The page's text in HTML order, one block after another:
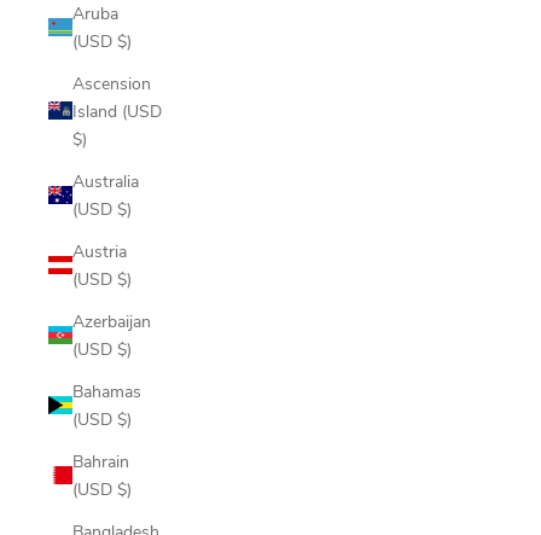
Aruba
(USD $)
Ascension
Island (USD
$)
Australia
(USD $)
Austria
(USD $)
Azerbaijan
(USD $)
Bahamas
(USD $)
Bahrain
(USD $)